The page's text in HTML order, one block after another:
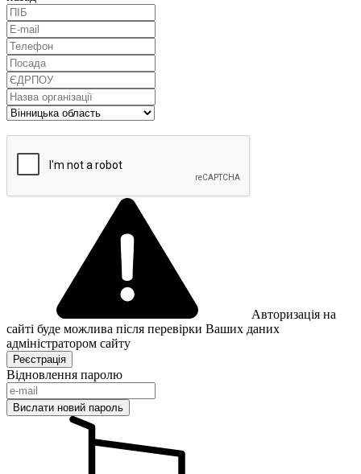
Авторизація на
сайті буде можлива після перевірки Ваших даних
адміністратором сайту
Відновлення паролю